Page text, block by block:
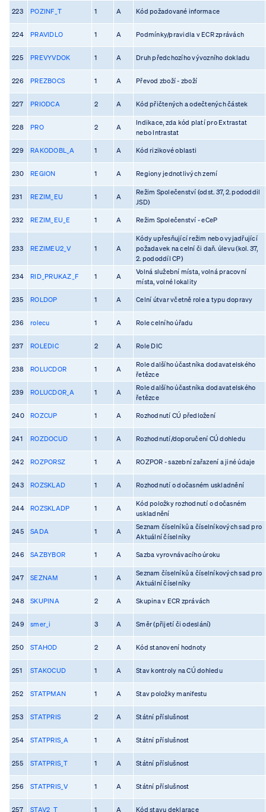
223 POZINF_T 1 A Kód požadované informace
224 PRAVIDLO 1 A Podmínky/pravidla v ECR zprávách
225 PREVYVDOK 1 A Druh předchozího vývozního dokladu
226 PREZBOCS 1 A Převod zboží - zboží
227 PRIODCA 2 A Kód přičtených a odečtených částek
228 PRO 2 A
Indikace, zda kód platí pro Extrastat
nebo Intrastat
229 RAKODOBL_A 1 A Kód rizikové oblasti
230 REGION 1 A Regiony jednotlivých zemí
231 REZIM_EU 1 A
Režim Společenství (odst. 37, 2. pododdil
JSD)
232 REZIM_EU_E 1 A Režim Společenství - eCeP
233 REZIMEU2_V 1 A
Kódy upřesňující režim nebo vyjadřující
požadavek na celní či daň. úlevu (kol. 37,
2. pododdíl CP)
234 RID_PRUKAZ_F 1 A
Volná služební místa, volná pracovní
místa, volné lokality
235 ROLDOP 1 A Celní útvar včetně role a typu dopravy
236 rolecu 1 A Role celního úřadu
237 ROLEDIC 2 A Role DIC
238 ROLUCDOR 1 A
Role dalšího účastníka dodavatelského
řetězce
239 ROLUCDOR_A 1 A
Role dalšího účastníka dodavatelského
řetězce
240 ROZCUP 1 A Rozhodnutí CÚ předložení
241 ROZDOCUD 1 A Rozhodnutí/doporučení CÚ dohledu
242 ROZPORSZ 1 A ROZPOR - sazební zařazení a jiné údaje
243 ROZSKLAD 1 A Rozhodnutí o dočasném uskladnění
244 ROZSKLADP 1 A
Kód položky rozhodnutí o dočasném
uskladnění
245 SADA 1 A
Seznam číselníků a číselníkových sad pro
Aktuální číselníky
246 SAZBYBOR 1 A Sazba vyrovnávacího úroku
247 SEZNAM 1 A
Seznam číselníků a číselníkových sad pro
Aktuální číselníky
248 SKUPINA 2 A Skupina v ECR zprávách
249 smer_i 3 A Směr (přijetí či odeslání)
250 STAHOD 2 A Kód stanovení hodnoty
251 STAKOCUD 1 A Stav kontroly na CÚ dohledu
252 STATPMAN 1 A Stav položky manifestu
253 STATPRIS 2 A Státní příslušnost
254 STATPRIS_A 1 A Státní příslušnost
255 STATPRIS_T 1 A Státní příslušnost
256 STATPRIS_V 1 A Státní příslušnost
257 STAV2_T 1 A Kód stavu deklarace